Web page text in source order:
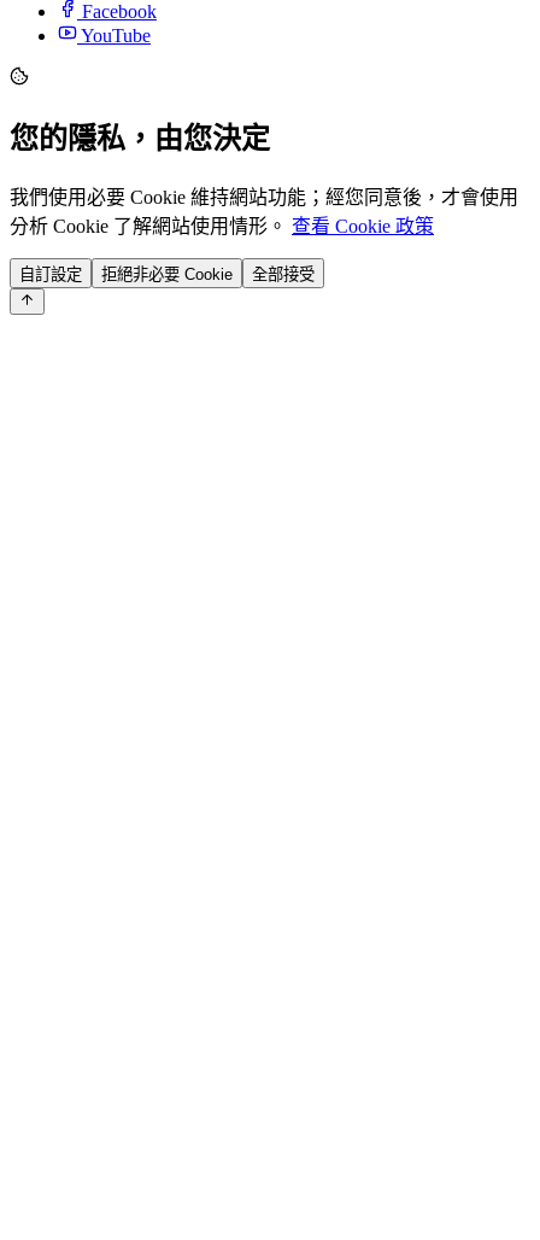
Facebook
YouTube
您的隱私，由您決定
我們使用必要 Cookie 維持網站功能；經您同意後，才會使用
分析 Cookie 了解網站使用情形。 查看 Cookie 政策
自訂設定 拒絕非必要 Cookie 全部接受